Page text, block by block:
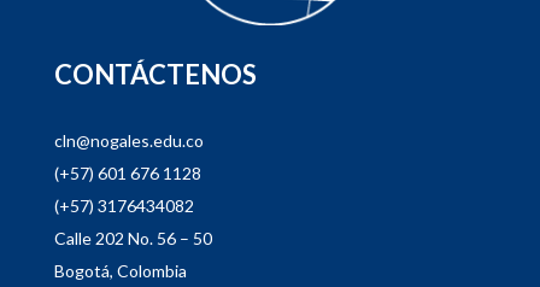
CONTÁCTENOS
cln@nogales.edu.co
(+57) 601 676 1128
(+57) 3176434082
Calle 202 No. 56 – 50
Bogotá, Colombia